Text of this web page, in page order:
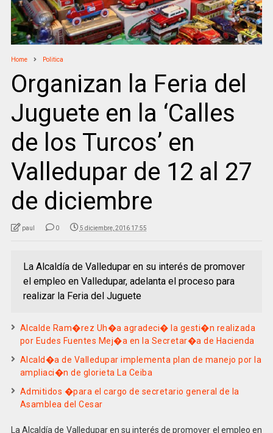
Home Politica
Organizan la Feria del
Juguete en la ‘Calles
de los Turcos’ en
Valledupar de 12 al 27
de diciembre
paul 0 5 diciembre, 2016 17:55
La Alcaldía de Valledupar en su interés de promover
el empleo en Valledupar, adelanta el proceso para
realizar la Feria del Juguete
Alcalde Ram�rez Uh�a agradeci� la gesti�n realizada
por Eudes Fuentes Mej�a en la Secretar�a de Hacienda
Alcald�a de Valledupar implementa plan de manejo por la
ampliaci�n de glorieta La Ceiba
Admitidos �para el cargo de secretario general de la
Asamblea del Cesar
La Alcaldía de Valledupar en su interés de promover el empleo en